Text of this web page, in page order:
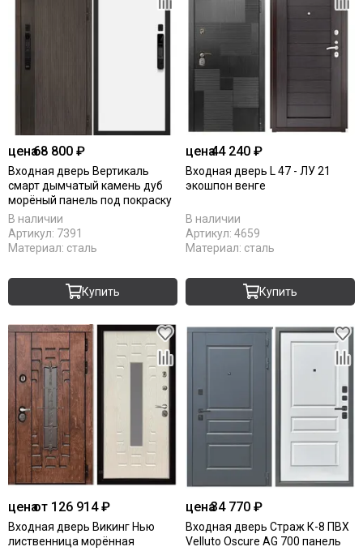
цена68 800 ₽
Входная дверь Вертикаль
смарт дымчатый камень дуб
морёный панель под покраску
В наличии
Артикул: 7391
Материал: сталь
Купить
цена44 240 ₽
Входная дверь L 47 - ЛУ 21
экошпон венге
В наличии
Артикул: 4659
Материал: сталь
Купить
ценаот 126 914 ₽
Входная дверь Викинг Нью
лиственница морённая
цена34 770 ₽
Входная дверь Страж К-8 ПВХ
Velluto Oscure AG 700 панель